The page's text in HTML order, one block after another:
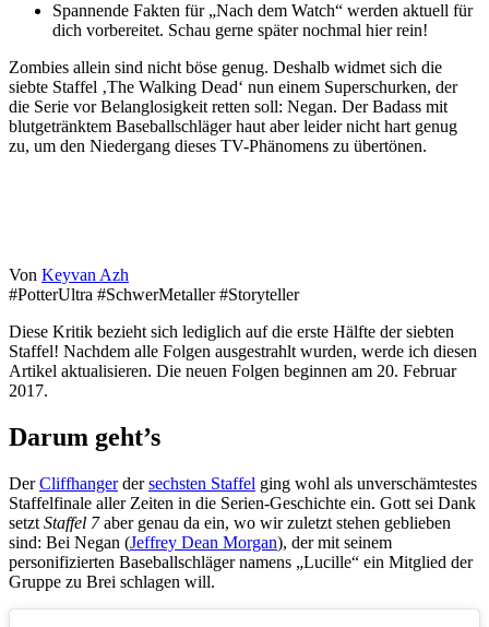
Spannende Fakten für „Nach dem Watch“ werden aktuell für
dich vorbereitet. Schau gerne später nochmal hier rein!
Zombies allein sind nicht böse genug. Deshalb widmet sich die
siebte Staffel ‚The Walking Dead‘ nun einem Superschurken, der
die Serie vor Belanglosigkeit retten soll: Negan. Der Badass mit
blutgetränktem Baseballschläger haut aber leider nicht hart genug
zu, um den Niedergang dieses TV-Phänomens zu übertönen.
Von Keyvan Azh
#PotterUltra #SchwerMetaller #Storyteller
Diese Kritik bezieht sich lediglich auf die erste Hälfte der siebten
Staffel! Nachdem alle Folgen ausgestrahlt wurden, werde ich diesen
Artikel aktualisieren. Die neuen Folgen beginnen am 20. Februar
2017.
Darum geht’s
DerCliffhangerdersechsten Staffel ging wohl als unverschämtestes
Staffelfinale aller Zeiten in die Serien-Geschichte ein. Gott sei Dank
setzt Staffel 7aber genau da ein, wo wir zuletzt stehen geblieben
sind: Bei Negan (Jeffrey Dean Morgan), der mit seinem
personifizierten Baseballschläger namens „Lucille“ ein Mitglied der
Gruppe zu Brei schlagen will.